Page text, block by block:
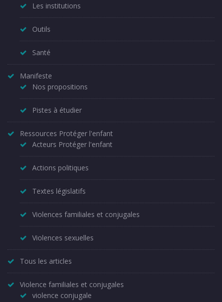
Les institutions
Outils
Santé
Manifeste
Nos propositions
Pistes à étudier
Ressources Protéger l'enfant
Acteurs Protéger l'enfant
Actions politiques
Textes législatifs
Violences familiales et conjugales
Violences sexuelles
Tous les articles
Violence familiales et conjugales
violence conjugale